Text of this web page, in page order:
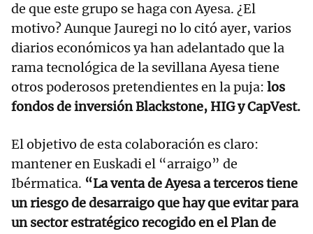
de que este grupo se haga con Ayesa. ¿El
motivo? Aunque Jauregi no lo citó ayer, varios
diarios económicos ya han adelantado que la
rama tecnológica de la sevillana Ayesa tiene
otros poderosos pretendientes en la puja: los
fondos de inversión Blackstone, HIG y CapVest.
El objetivo de esta colaboración es claro:
mantener en Euskadi el “arraigo” de
Ibérmatica. “La venta de Ayesa a terceros tiene
un riesgo de desarraigo que hay que evitar para
un sector estratégico recogido en el Plan de